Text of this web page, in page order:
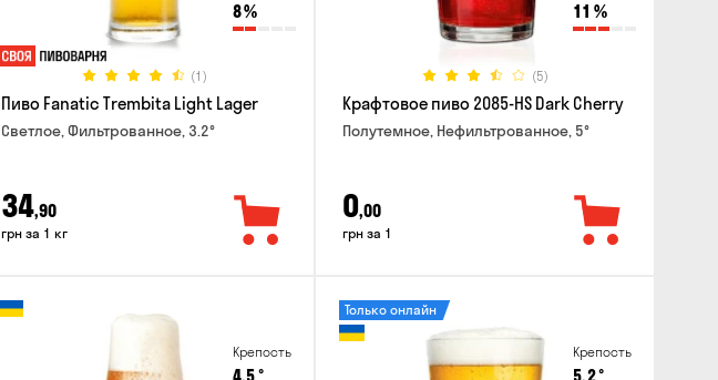
8%
(1)
Пиво Fanatic Trembita Light Lager
Светлое, Фильтрованное, 3.2°
34,90
грн за 1 кг
11 %
(5)
Крафтовое пиво 2085-HS Dark Cherry
Полутемное, Нефильтрованное, 5°
0,00
грн за 1
Крепость Крепость
Только онлайн